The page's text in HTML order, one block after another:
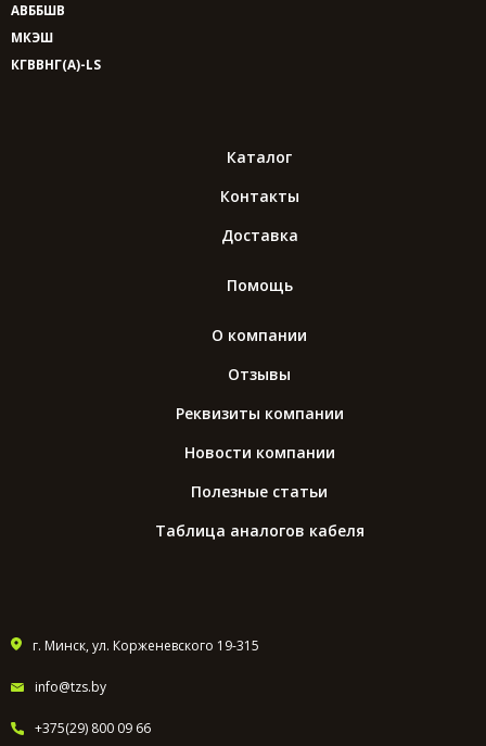
АВББШВ
МКЭШ
КГВВНГ(A)-LS
Каталог
Контакты
Доставка
Помощь
О компании
Отзывы
Реквизиты компании
Новости компании
Полезные статьи
Таблица аналогов кабеля
г. Минск, ул. Корженевского 19-315
info@tzs.by
+375(29) 800 09 66